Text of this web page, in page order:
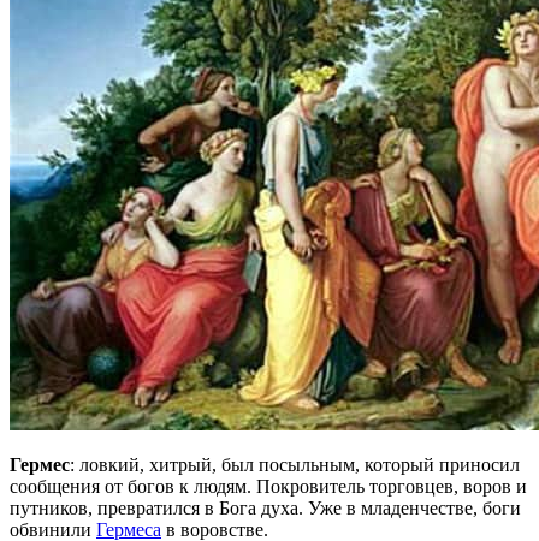
Гермес: ловкий, хитрый, был посыльным, который приносил
сообщения от богов к людям. Покровитель торговцев, воров и
путников, превратился в Бога духа. Уже в младенчестве, боги
обвинили Гермеса в воровстве.